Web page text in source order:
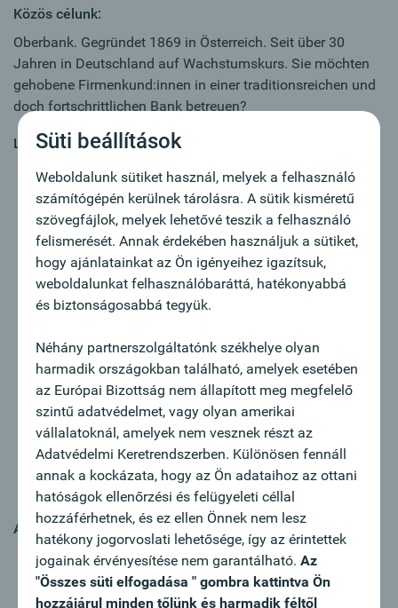
Közös célunk:
Oberbank. Gegründet 1869 in Österreich. Seit über 30
Jahren in Deutschland auf Wachstumskurs. Sie möchten
gehobene Firmenkund:innen in einer traditionsreichen und
doch fortschrittlichen Bank betreuen?
Legfontosabb feladatok:
Sie sind Relationship-Manager:in für unsere
Firmenkund:innen im Zielsegment KMU und
Corporates
Sie sind zuständig für alle Finanzierungsfragen sowie
das Passiv- und Dienstleistungsgeschäft
Sie gewinnen auf kreative Art Neukund:innen, gerne
auch mit Hilfe unserer erprobten
Durch Erkennen von Cross-Selling-Potentialen
forcieren Sie den Verkauf
Im Sinne einer individuellen Begleitung haben Sie die
wirtschaftliche Situation von Neu- und
Bestandskund:innen im Auge
Sie repräsentieren die Oberbank nach außen, pflegen
aktiv Ihr Netzwerk und beobachten laufend den
regionalen Markt
Az Ön profilja:
Sie verfügen über eine abgeschlossene
Bankausbildung sowie mehrjährige Berufserfahrung
im Firmenkundengeschäft einer Bank
Süti beállítások
Weboldalunk sütiket használ, melyek a felhasználó
számítógépén kerülnek tárolásra. A sütik kisméretű
szövegfájlok, melyek lehetővé teszik a felhasználó
felismerését. Annak érdekében használjuk a sütiket,
hogy ajánlatainkat az Ön igényeihez igazítsuk,
weboldalunkat felhasználóbaráttá, hatékonyabbá
és biztonságosabbá tegyük.
Néhány partnerszolgáltatónk székhelye olyan
harmadik országokban található, amelyek esetében
az Európai Bizottság nem állapított meg megfelelő
szintű adatvédelmet, vagy olyan amerikai
vállalatoknál, amelyek nem vesznek részt az
Adatvédelmi Keretrendszerben. Különösen fennáll
annak a kockázata, hogy az Ön adataihoz az ottani
hatóságok ellenőrzési és felügyeleti céllal
hozzáférhetnek, és ez ellen Önnek nem lesz
hatékony jogorvoslati lehetősége, így az érintettek
jogainak érvényesítése nem garantálható. Az
"Összes süti elfogadása " gombra kattintva Ön
hozzájárul minden tőlünk és harmadik féltől